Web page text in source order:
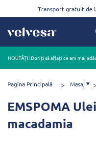
Transport gratuit de
NOUTĂȚI! Doriți să aflați ce am mai
Pagina Principală Masaj
EMSPOMA
macadamia